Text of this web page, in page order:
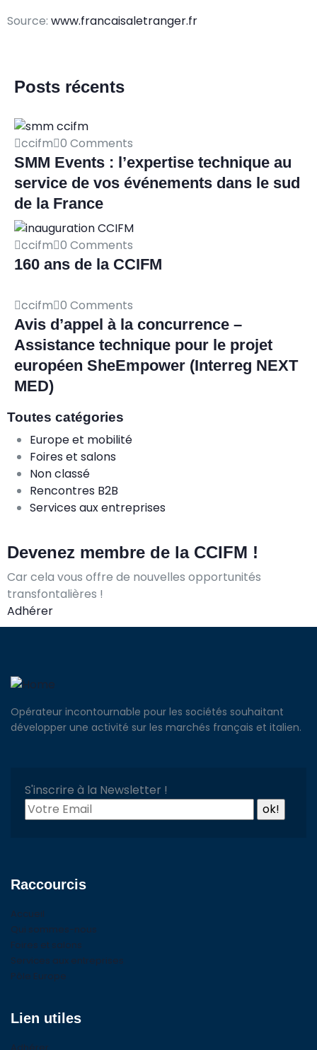
Source: www.francaisaletranger.fr
Posts récents
ccifm 0 Comments
SMM Events : l’expertise technique au
service de vos événements dans le sud
de la France
ccifm 0 Comments
160 ans de la CCIFM
ccifm 0 Comments
Avis d’appel à la concurrence –
Assistance technique pour le projet
européen SheEmpower (Interreg NEXT
MED)
Toutes catégories
Europe et mobilité
Foires et salons
Non classé
Rencontres B2B
Services aux entreprises
Devenez membre de la CCIFM !
Car cela vous offre de nouvelles opportunités
transfontalières !
Adhérer
Opérateur incontournable pour les sociétés souhaitant
développer une activité sur les marchés français et italien.
S'inscrire à la Newsletter !
Raccourcis
Accueil
Qui sommes-nous
Foires et salons
Services aux entreprises
Pôle Europe
Lien utiles